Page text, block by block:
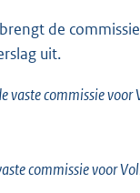
de
uit.
vaste commissie voor
commissie voor